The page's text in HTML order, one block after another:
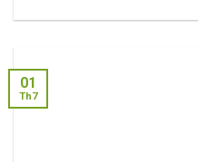
01
Th7